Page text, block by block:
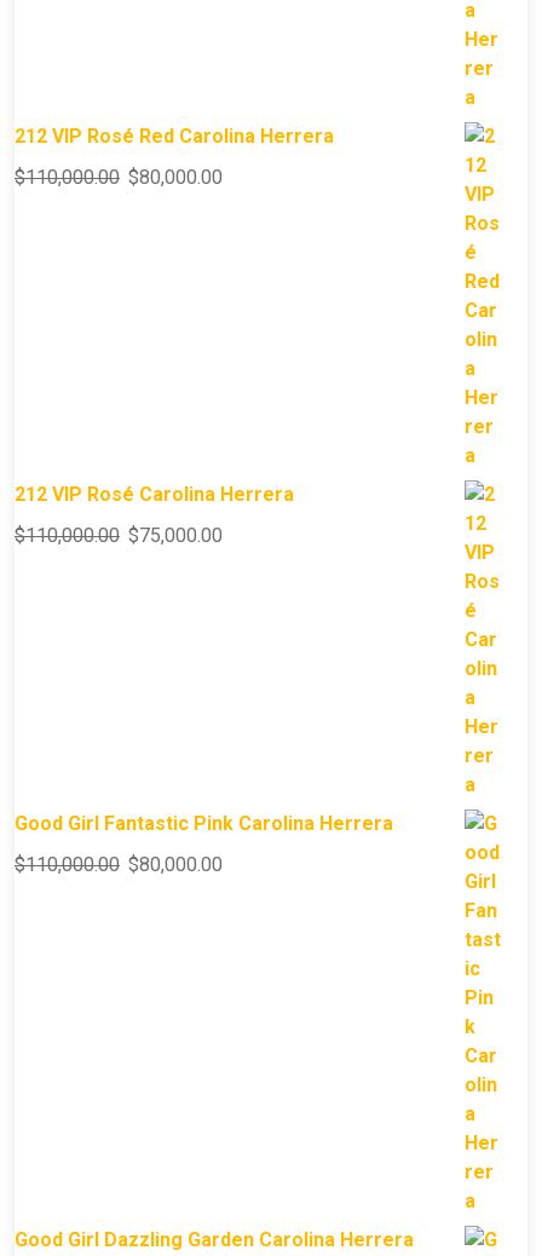
212 VIP Rosé Red Carolina Herrera
$110,000.00 $80,000.00
212 VIP Rosé Carolina Herrera
$110,000.00 $75,000.00
Good Girl Fantastic Pink Carolina Herrera
$110,000.00 $80,000.00
Good Girl Dazzling Garden Carolina Herrera